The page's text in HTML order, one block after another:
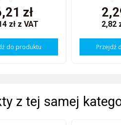
zł
zł z VAT
do produktu
2,82
Przejdź
z tej samej